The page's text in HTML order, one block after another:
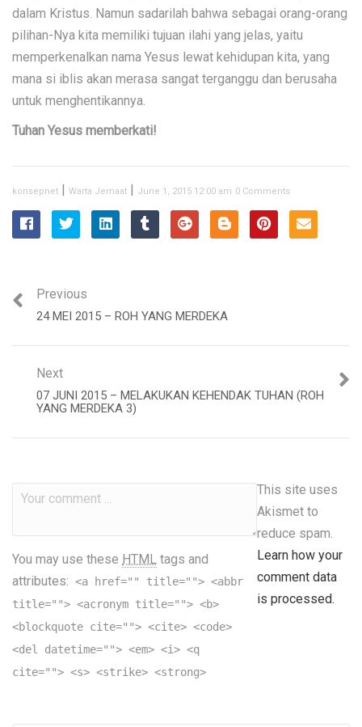
dalam Kristus. Namun sadarilah bahwa sebagai orang-orang
pilihan-Nya kita memiliki tujuan ilahi yang jelas, yaitu
memperkenalkan nama Yesus lewat kehidupan kita, yang
mana si iblis akan merasa sangat terganggu dan berusaha
untuk menghentikannya.
Tuhan Yesus memberkati!
konsepnet | Warta Jemaat | June 1, 2015 12:00 am 0 Comments
Previous
24 MEI 2015 – ROH YANG MERDEKA
Next
07 JUNI 2015 – MELAKUKAN KEHENDAK TUHAN (ROH
YANG MERDEKA 3)
You may use these HTML tags and
attributes: <a href="" title=""> <abbr
title=""> <acronym title=""> <b>
<blockquote cite=""> <cite> <code>
<del datetime=""> <em> <i> <q
cite=""> <s> <strike> <strong>
This site uses
Akismet to
reduce spam.
Learn how your
comment data
is processed.